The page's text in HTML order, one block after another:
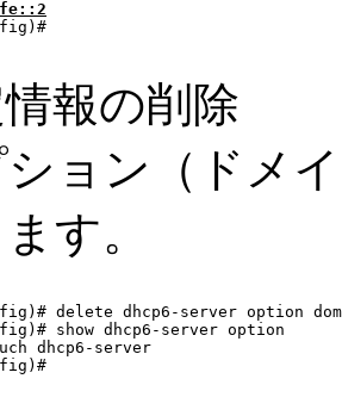
報の削除
ョン（ドメ
す。
delete dhcp6-server option
show dhcp6-server option
dhcp6-server